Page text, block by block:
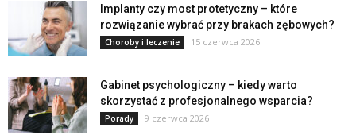
Implanty czy most protetyczny – które
rozwiązanie wybrać przy brakach zębowych?
Choroby i leczenie 15 czerwca 2026
Gabinet psychologiczny – kiedy warto
skorzystać z profesjonalnego wsparcia?
Porady 9 czerwca 2026